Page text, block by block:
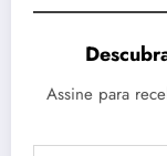
Assine para
Digite seu e-mail…